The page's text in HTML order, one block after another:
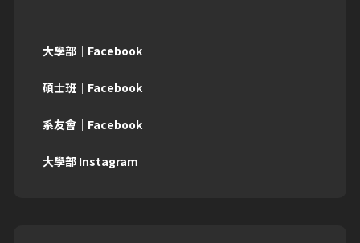
大學部｜Facebook
碩士班｜Facebook
系友會｜Facebook
大學部 Instagram